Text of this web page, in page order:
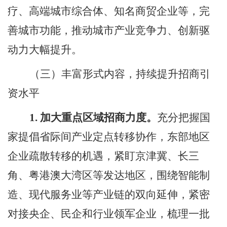
疗、高端城市综合体、 知名商贸企业等， 完
善城市功能， 推动城市产业竞争力、创新驱
动力大幅提升。
（三）丰富形式内容，持续提升招商引
资水平
1. 加大重点区域招商力度。 充分把握国
家提倡省际间产业定点转移协作，东部地区
企业疏散转移的机遇，紧盯京津冀、长三
角、粤港澳大湾区等发达地区，围绕智能制
造、现代服务业等产业链的双向延伸，紧密
对接央企、民企和行业领军企业，梳理一批